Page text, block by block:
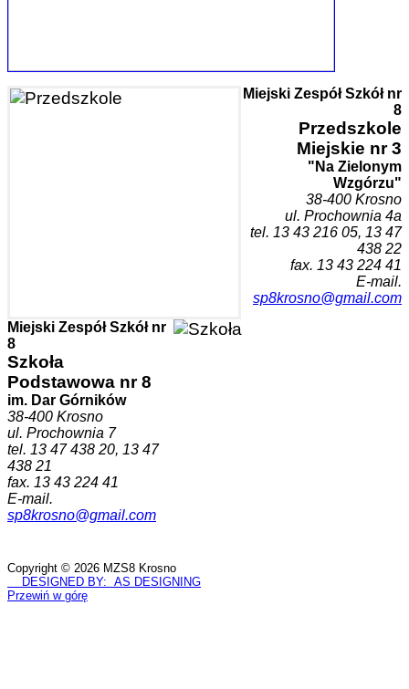
Miejski Zespół Szkół nr
8
Przedszkole
Miejskie nr 3
"Na Zielonym
Wzgórzu"
38-400 Krosno
ul. Prochownia 4a
tel. 13 43 216 05, 13 47
438 22
fax. 13 43 224 41
E-mail.
sp8krosno@gmail.com
Miejski Zespół Szkół nr
8
Szkoła
Podstawowa nr 8
im. Dar Górników
38-400 Krosno
ul. Prochownia 7
tel. 13 47 438 20, 13 47
438 21
fax. 13 43 224 41
E-mail.
sp8krosno@gmail.com
Copyright © 2026 MZS8 Krosno
DESIGNED BY: AS DESIGNING
Przewiń w górę